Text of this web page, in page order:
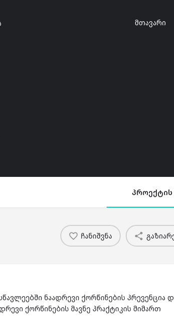
მთავარი
პროექტის
ჩანიშვნა
ნაადრევი ქორწინების პრევენცია
ქორწინების მავნე პრაქტიკის მიმართ